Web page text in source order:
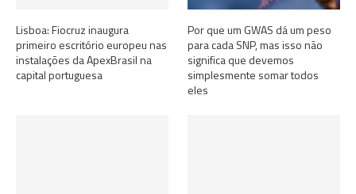
Lisboa: Fiocruz inaugura
primeiro escritório europeu nas
instalações da ApexBrasil na
capital portuguesa
Por que um GWAS dá um peso
para cada SNP, mas isso não
significa que devemos
simplesmente somar todos
eles